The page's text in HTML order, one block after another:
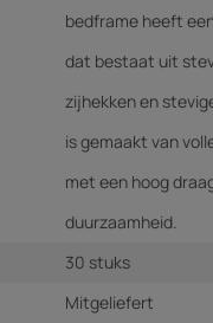
bedframe heeft
dat bestaat uit
zijhekken en
is gemaakt van
met een hoog
duurzaamheid.
30 stuks
Mitgeliefert